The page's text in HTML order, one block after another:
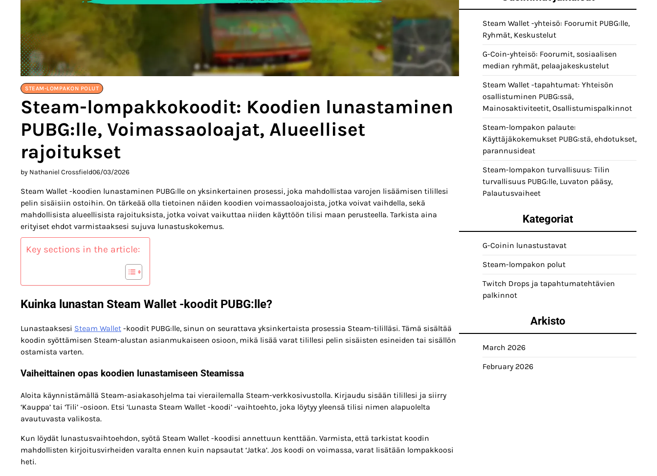
STEAM-LOMPAKON POLUT
Steam-lompakkokoodit: Koodien lunastaminen
PUBG:lle, Voimassaoloajat, Alueelliset
rajoitukset
by Nathaniel Crossfield06/03/2026
Steam Wallet -koodien lunastaminen PUBG:lle on yksinkertainen prosessi, joka mahdollistaa varojen lisäämisen tilillesi
pelin sisäisiin ostoihin. On tärkeää olla tietoinen näiden koodien voimassaoloajoista, jotka voivat vaihdella, sekä
mahdollisista alueellisista rajoituksista, jotka voivat vaikuttaa niiden käyttöön tilisi maan perusteella. Tarkista aina
erityiset ehdot varmistaaksesi sujuva lunastuskokemus.
Key sections in the article:
Kuinka lunastan Steam Wallet -koodit PUBG:lle?
Lunastaaksesi Steam Wallet -koodit PUBG:lle, sinun on seurattava yksinkertaista prosessia Steam-tililläsi. Tämä sisältää
koodin syöttämisen Steam-alustan asianmukaiseen osioon, mikä lisää varat tilillesi pelin sisäisten esineiden tai sisällön
ostamista varten.
Vaiheittainen opas koodien lunastamiseen Steamissa
Aloita käynnistämällä Steam-asiakasohjelma tai vierailemalla Steam-verkkosivustolla. Kirjaudu sisään tilillesi ja siirry
‘Kauppa’ tai ‘Tili’ -osioon. Etsi ‘Lunasta Steam Wallet -koodi’ -vaihtoehto, joka löytyy yleensä tilisi nimen alapuolelta
avautuvasta valikosta.
Kun löydät lunastusvaihtoehdon, syötä Steam Wallet -koodisi annettuun kenttään. Varmista, että tarkistat koodin
mahdollisten kirjoitusvirheiden varalta ennen kuin napsautat ‘Jatka’. Jos koodi on voimassa, varat lisätään lompakkoosi
heti.
Steam Wallet -yhteisö: Foorumit PUBG:lle,
Ryhmät, Keskustelut
G-Coin-yhteisö: Foorumit, sosiaalisen
median ryhmät, pelaajakeskustelut
Steam Wallet -tapahtumat: Yhteisön
osallistuminen PUBG:ssä,
Mainosaktiviteetit, Osallistumispalkinnot
Steam-lompakon palaute:
Käyttäjäkokemukset PUBG:stä, ehdotukset,
parannusideat
Steam-lompakon turvallisuus: Tilin
turvallisuus PUBG:lle, Luvaton pääsy,
Palautusvaiheet
Kategoriat
G-Coinin lunastustavat
Steam-lompakon polut
Twitch Drops ja tapahtumatehtävien
palkinnot
Arkisto
March 2026
February 2026